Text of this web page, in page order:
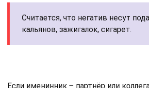
Считается, что негатив несут
кальянов, зажигалок, сигарет.
Если именинник – партнёр или